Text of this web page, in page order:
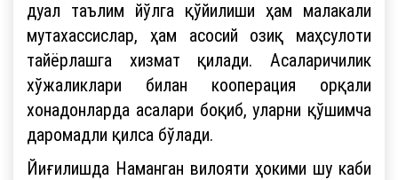
дуал таълим йўлга қўйилиши ҳам малакали
мутахассислар, ҳам асосий озиқ маҳсулоти
тайёрлашга хизмат қилади. Асаларичилик
хўжаликлари билан кооперация орқали
хонадонларда асалари боқиб, уларни қўшимча
даромадли қилса бўлади.
Йиғилишда Наманган вилояти ҳокими шу каби